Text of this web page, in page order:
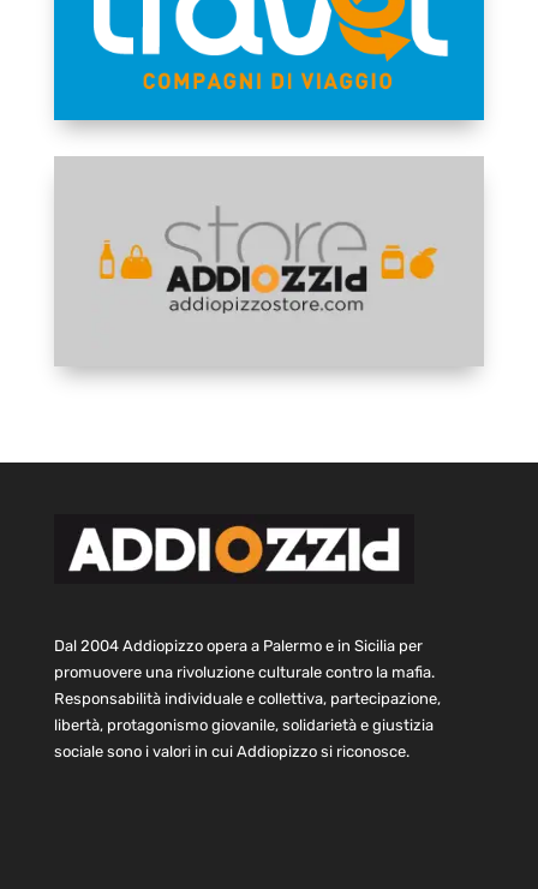
Dal 2004 Addiopizzo opera a Palermo e in Sicilia per
promuovere una rivoluzione culturale contro la mafia.
Responsabilità individuale e collettiva, partecipazione,
libertà, protagonismo giovanile, solidarietà e giustizia
sociale sono i valori in cui Addiopizzo si riconosce.